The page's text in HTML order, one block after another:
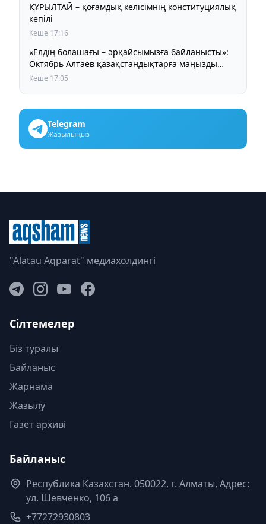
ҚҰРЫЛТАЙ – қоғамдық келісімнің конституциялық
кепілі
Кеше 17:16
«Елдің болашағы – әрқайсымызға байланысты»:
Октябрь Алтаев қазақстандықтарға маңызды
үндеу жасады
Кеше 17:05
Telegram
Жазылыңыз
"Alatau Aqparat" медиахолдингі
Сілтемелер
Біз туралы
Байланыс
Жарнама
Жазылу
Газет архиві
Байланыс
Республика Казахстан. 050022, г. Алматы, Адрес:
ул. Шевченко, 106 а
+77272930803